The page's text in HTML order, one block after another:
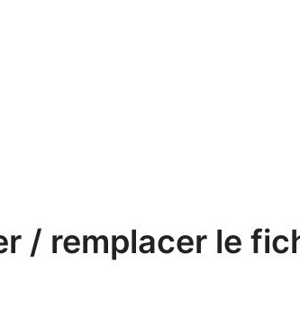
/ remplacer le